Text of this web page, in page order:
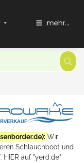
mehr...
): Wir
Schlauchboot und
auf "yerd.de"